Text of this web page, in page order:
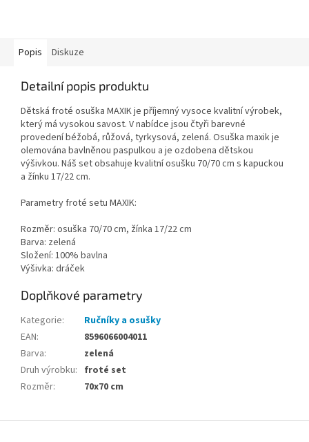
Popis Diskuze
Detailní popis produktu
Dětská froté osuška MAXIK je příjemný vysoce kvalitní výrobek,
který má vysokou savost. V nabídce jsou čtyři barevné
provedení béžobá, růžová, tyrkysová, zelená. Osuška maxik je
olemována bavlněnou paspulkou a je ozdobena dětskou
výšivkou. Náš set obsahuje kvalitní osušku 70/70 cm s kapuckou
a žínku 17/22 cm.
Parametry froté setu MAXIK:
Rozměr: osuška 70/70 cm, žínka 17/22 cm
Barva: zelená
Složení: 100% bavlna
Výšivka: dráček
Doplňkové parametry
Kategorie:
Ručníky a osušky
EAN:
8596066004011
Barva:
zelená
Druh výrobku: froté set
Rozměr: 70x70 cm